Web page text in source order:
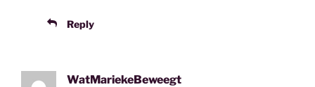
Reply
WatMariekeBeweegt